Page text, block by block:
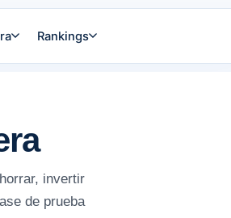
Rankings
invertir
de prueba